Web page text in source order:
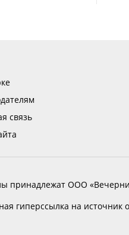
связь
принадлежат ООО
гиперссылка на источник